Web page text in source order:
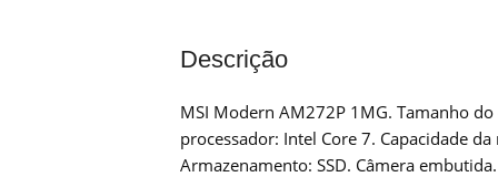
Descrição
MSI Modern AM272P 1MG. Tamanho
processador: Intel Core 7. Capacidade
Armazenamento: SSD. Câmera